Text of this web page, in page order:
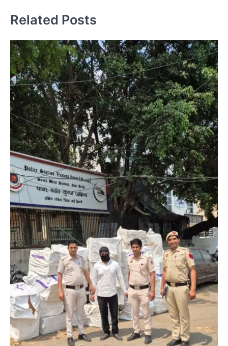
Related Posts